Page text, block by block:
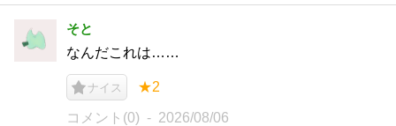
そと
なんだこれは……
ナイス ★2
コメント(0) 2026/08/06